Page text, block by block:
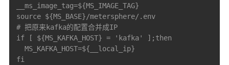
__ms_image_tag=${MS_IMAGE_TAG}
source ${MS_BASE}/metersphere/.env
# 把原来kafka的配置合并成IP
if [ ${MS_KAFKA_HOST} = 'kafka' ];then
  MS_KAFKA_HOST=${__local_ip}
fi